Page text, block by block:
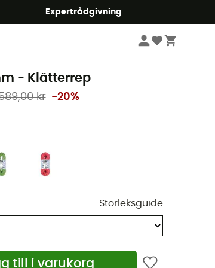
Expertrådgivning
- Klätterrep
kr -20%
Storleksguide
till i varukorg